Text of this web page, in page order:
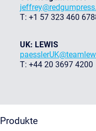
T: +1 57 323 460
UK: LEWIS
T: +44 20 3697 4200
Produkte